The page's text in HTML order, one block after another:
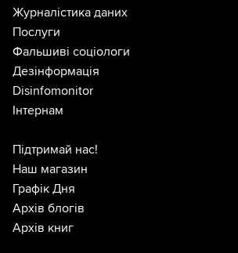
Журналістика даних
Послуги
Фальшиві соціологи
Дезінформація
Disinfomonitor
Інтернам
Підтримай нас!
Наш магазин
Графік Дня
Архів блогів
Архів книг